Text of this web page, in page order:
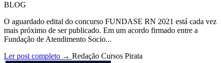
BLOG
O aguardado edital do concurso FUNDASE RN 2021 está cada vez
mais próximo de ser publicado. Em um acordo firmado entre a
Fundação de Atendimento Socio...
Ler post completo → Redação Cursos Pirata